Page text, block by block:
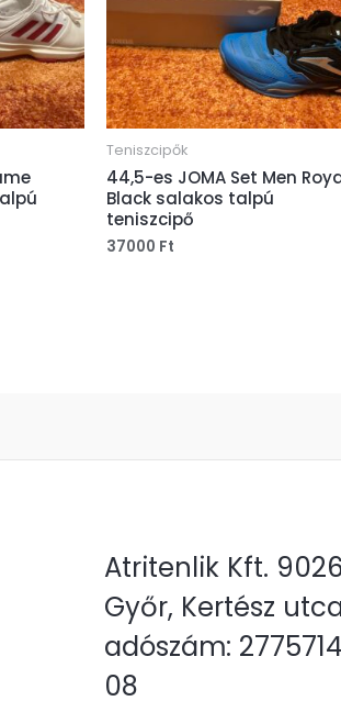
Teniszcipők
44,5-es JOMA Set Men
Black salakos talpú
teniszcipő
37000 Ft
Atritenlik Kft.
Győr, Kertész
adószám:
08